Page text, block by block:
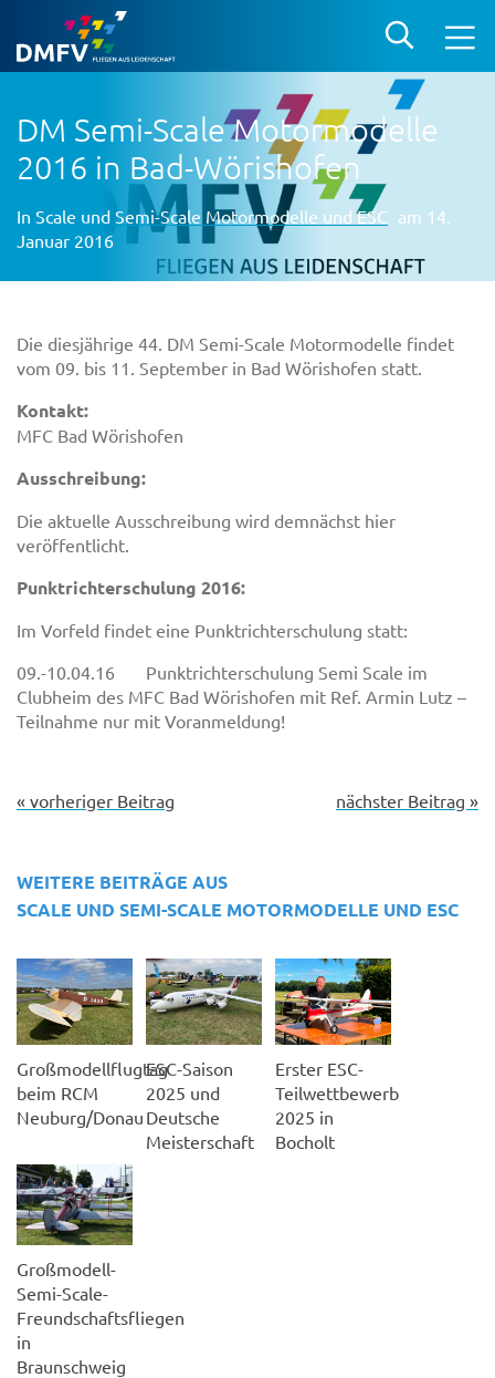
DM Semi-Scale Motormodelle
2016 in Bad-Wörishofen
In Scale und Semi-Scale Motormodelle und ESC am 14.
Januar 2016
Die diesjährige 44. DM Semi-Scale Motormodelle findet
vom 09. bis 11. September in Bad Wörishofen statt.
Kontakt:
MFC Bad Wörishofen
Ausschreibung:
Die aktuelle Ausschreibung wird demnächst hier
veröffentlicht.
Punktrichterschulung 2016:
Im Vorfeld findet eine Punktrichterschulung statt:
09.-10.04.16 Punktrichterschulung Semi Scale im
Clubheim des MFC Bad Wörishofen mit Ref. Armin Lutz –
Teilnahme nur mit Voranmeldung!
« vorheriger Beitrag nächster Beitrag »
WEITERE BEITRÄGE AUS
SCALE UND SEMI-SCALE MOTORMODELLE UND ESC
Großmodellflugtag
beim RCM
Neuburg/Donau
ESC-Saison
2025 und
Deutsche
Meisterschaft
Erster ESC-
Teilwettbewerb
2025 in
Bocholt
Großmodell-
Semi-Scale-
Freundschaftsfliegen
in
Braunschweig